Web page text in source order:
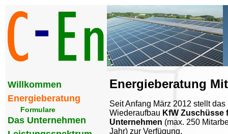
Energieberatung
Seit Anfang März 2012 stellt
Wiederaufbau KfW Zuschüsse
Unternehmen (max. 250
Jahr) zur Verfügung.
Willkommen
Energieberatung
Formulare
Das Unternehmen